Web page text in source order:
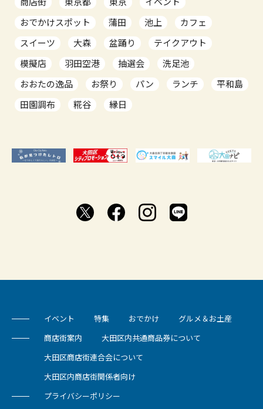
おでかけスポット
蒲田 池上
カフェ
スイーツ
大森 盆踊り
テイクアウト
模擬店
羽田空港 抽選会
洗足池
おおたの逸品
お祭り パン ランチ
平和島
田園調布
糀谷 縁日
イベント 特集 おでかけ グルメ＆お土産
商店街案内 大田区内共通商品券について
大田区商店街連合会について
大田区内商店街関係者向け
プライバシーポリシー